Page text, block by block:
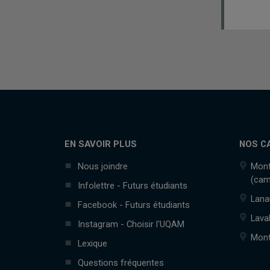
EN SAVOIR PLUS
Nous joindre
Infolettre - Futurs étudiants
Facebook - Futurs étudiants
Instagram - Choisir l'UQAM
Lexique
Questions fréquentes
NOS
Laval